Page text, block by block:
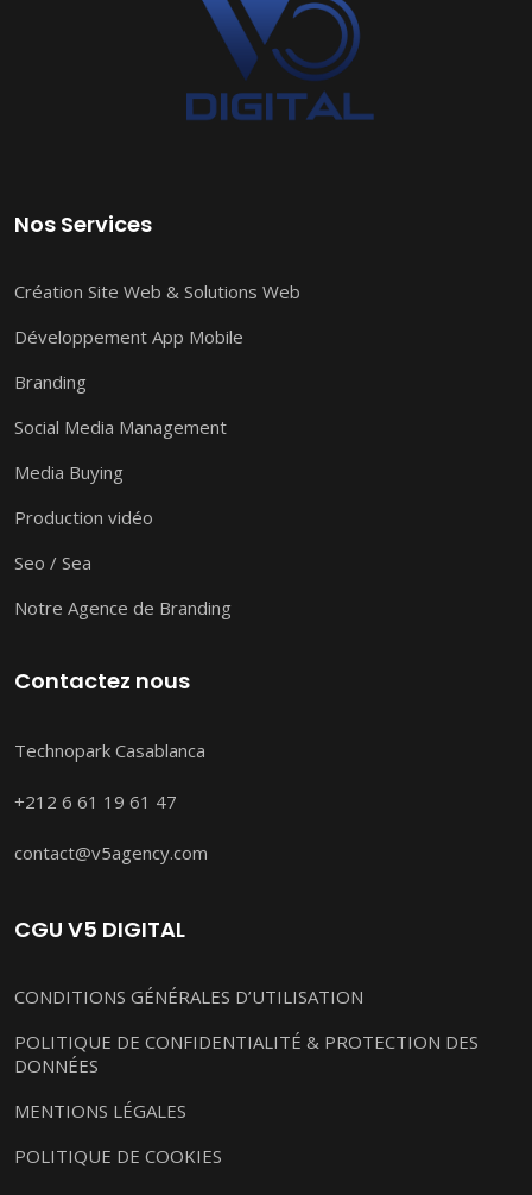
Nos Services
Création Site Web & Solutions Web
Développement App Mobile
Branding
Social Media Management
Media Buying
Production vidéo
Seo / Sea
Notre Agence de Branding
Contactez nous
Technopark Casablanca
+212 6 61 19 61 47
contact@v5agency.com
CGU V5 DIGITAL
CONDITIONS GÉNÉRALES D’UTILISATION
POLITIQUE DE CONFIDENTIALITÉ & PROTECTION DES
DONNÉES
MENTIONS LÉGALES
POLITIQUE DE COOKIES